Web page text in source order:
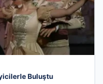
Buluştu